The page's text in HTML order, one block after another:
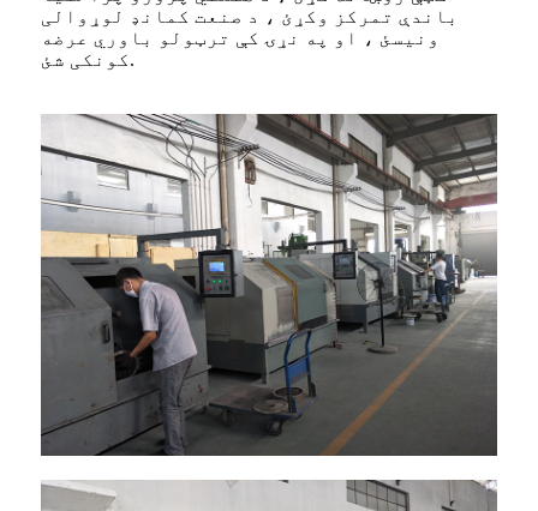
باندې تمرکز وکړئ ، د صنعت کمانډ لوړوالی
ونیسئ ، او په نړۍ کې ترټولو باوري عرضه
کونکی شئ.